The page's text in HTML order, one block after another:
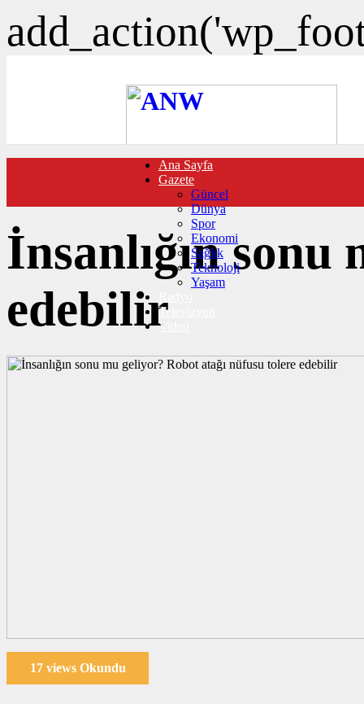
FOTO GALERİ
VIDEO GALERİ
TRAFİK DURUMU
NÖBETÇİ ECZANELER
CANLI SONUÇLAR
HABER GÖNDER
BURÇLAR
İLETİŞİM
Ana Sayfa
Gazete
Güncel
Dünya
Spor
Ekonomi
Sağlık
Teknoloji
Yaşam
Televizyon
Video
İnsanlığın
edebilir
17 views Okundu